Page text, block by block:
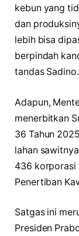
kebun yang
dan
lebih bisa
berpindah
tandas Sadino.
Adapun,
menerbitkan
36 Tahun
lahan
436 korporasi
Penertiban
Satgas ini
Presiden